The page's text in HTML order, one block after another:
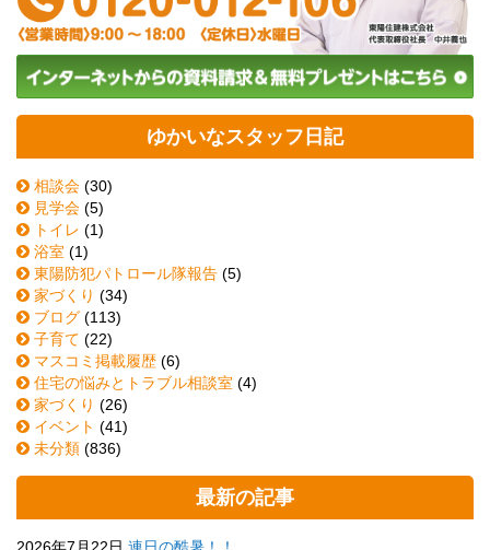
ゆかいなスタッフ日記
相談会 (30)
見学会 (5)
トイレ (1)
浴室 (1)
東陽防犯パトロール隊報告 (5)
家づくり (34)
ブログ (113)
子育て (22)
マスコミ掲載履歴 (6)
住宅の悩みとトラブル相談室 (4)
家づくり (26)
イベント (41)
未分類 (836)
最新の記事
2026年7月22日 連日の酷暑！！